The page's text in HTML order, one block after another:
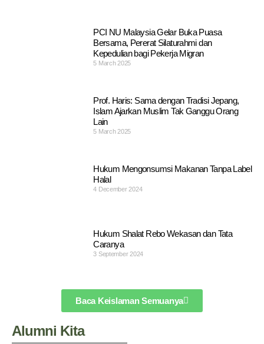
PCI NU Malaysia Gelar Buka Puasa
Bersama, Pererat Silaturahmi dan
Kepedulian bagi Pekerja Migran
5 March 2025
Prof. Haris: Sama dengan Tradisi Jepang,
Islam Ajarkan Muslim Tak Ganggu Orang
Lain
5 March 2025
Hukum Mengonsumsi Makanan Tanpa Label
Halal
4 December 2024
Hukum Shalat Rebo Wekasan dan Tata
Caranya
3 September 2024
Baca Keislaman Semuanya
Alumni Kita